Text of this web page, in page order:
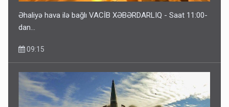
Əhaliyə hava ilə bağlı VACİB XƏBƏRDARLIQ - Saat 11:00-
dan…
09:15